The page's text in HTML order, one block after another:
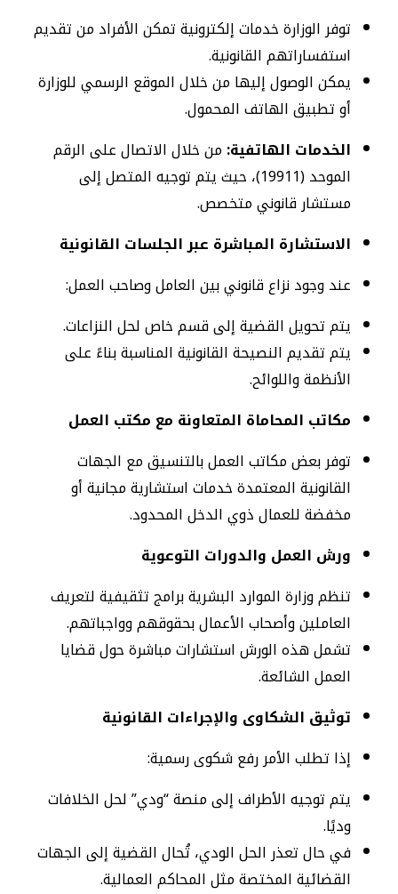
توفر الوزارة خدمات إلكترونية تمكن الأفراد من تقديم
استفساراتهم القانونية.
يمكن الوصول إليها من خلال الموقع الرسمي للوزارة
أو تطبيق الهاتف المحمول.
الخدمات الهاتفية: من خلال الاتصال على الرقم
الموحد (19911)، حيث يتم توجيه المتصل إلى
مستشار قانوني متخصص.
الاستشارة المباشرة عبر الجلسات القانونية
عند وجود نزاع قانوني بين العامل وصاحب العمل:
يتم تحويل القضية إلى قسم خاص لحل النزاعات.
يتم تقديم النصيحة القانونية المناسبة بناءً على
الأنظمة واللوائح.
مكاتب المحاماة المتعاونة مع مكتب العمل
توفر بعض مكاتب العمل بالتنسيق مع الجهات
القانونية المعتمدة خدمات استشارية مجانية أو
مخفضة للعمال ذوي الدخل المحدود.
ورش العمل والدورات التوعوية
تنظم وزارة الموارد البشرية برامج تثقيفية لتعريف
العاملين وأصحاب الأعمال بحقوقهم وواجباتهم.
تشمل هذه الورش استشارات مباشرة حول قضايا
العمل الشائعة.
توثيق الشكاوى والإجراءات القانونية
إذا تطلب الأمر رفع شكوى رسمية:
يتم توجيه الأطراف إلى منصة “ودي” لحل الخلافات
وديًا.
في حال تعذر الحل الودي، تُحال القضية إلى الجهات
القضائية المختصة مثل المحاكم العمالية.